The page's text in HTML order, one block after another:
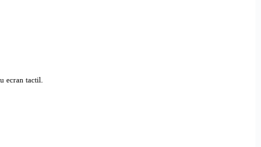
ecran tactil.